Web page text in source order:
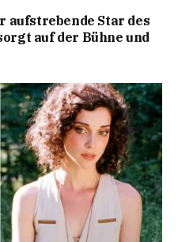
aufstrebende Star des
auf der Bühne und